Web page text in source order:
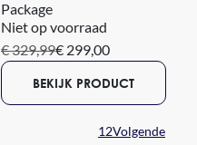
Package
Niet op voorraad
€ 329,99€ 299,00
BEKIJK PRODUCT
12Volgende